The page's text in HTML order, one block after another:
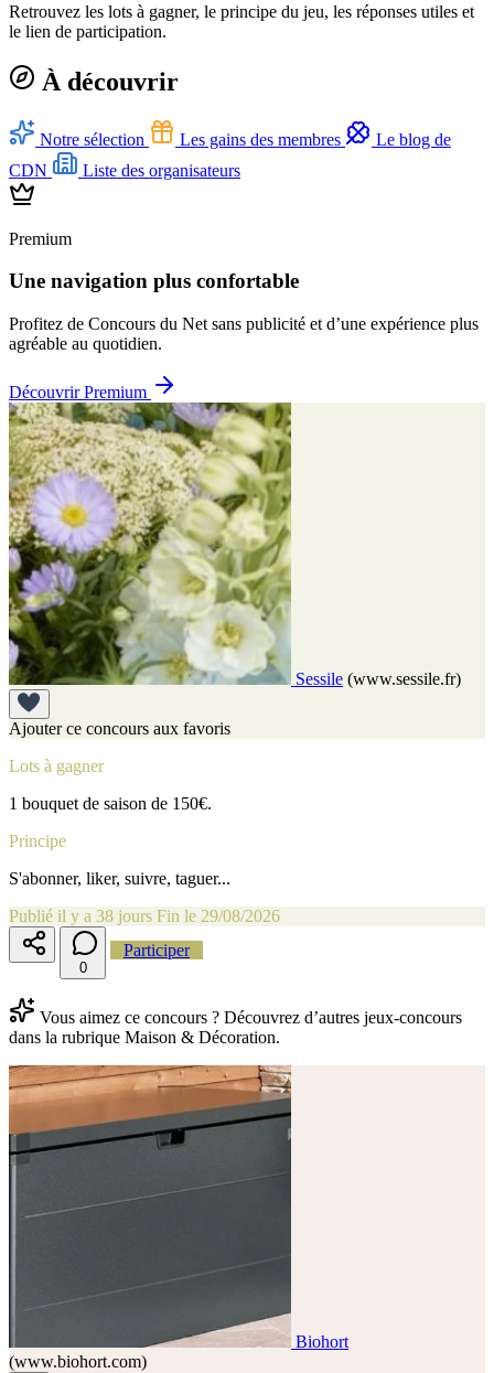
Retrouvez les lots à gagner, le principe du jeu, les réponses utiles et
le lien de participation.
À découvrir
Notre sélection Les gains des membres
Le blog de
CDN
Liste des organisateurs
Premium
Une navigation plus confortable
Profitez de Concours du Net sans publicité et d’une expérience plus
agréable au quotidien.
Découvrir Premium
Sessile (www.sessile.fr)
Ajouter ce concours aux favoris
Lots à gagner
1 bouquet de saison de 150€.
Principe
S'abonner, liker, suivre, taguer...
Publié il y a 38 jours Fin le 29/08/2026
0
Participer
Vous aimez ce concours ? Découvrez d’autres jeux-concours
dans la rubrique Maison & Décoration.
Biohort
(www.biohort.com)